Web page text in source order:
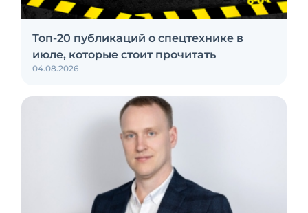
Топ-20 публикаций о спецтехнике в
июле, которые стоит прочитать
04.08.2026